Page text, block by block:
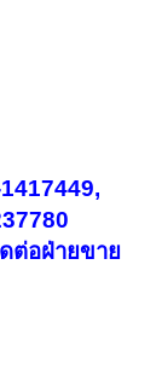
ต่อฝ่ายขาย